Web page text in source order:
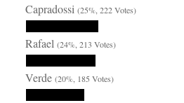
Capradossi(25%, 222 Votes)
Rafael(24%, 213 Votes)
Verde(20%, 185 Votes)